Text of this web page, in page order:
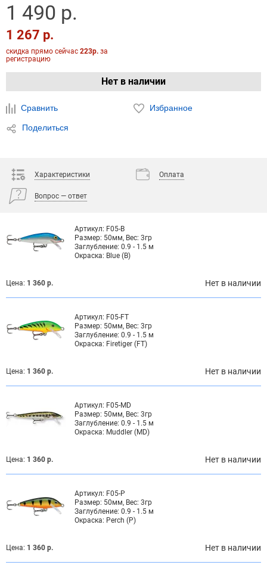
1 490 р.
1 267 р.
скидка прямо сейчас 223р. за
регистрацию
Нет в наличии
Сравнить Избранное
Поделиться
Характеристики Оплата
Вопрос — ответ
Артикул: F05-B
Размер: 50мм, Вес: 3гр
Заглубление: 0.9 - 1.5 м
Окраска: Blue (B)
Цена: 1 360 р. Нет в наличии
Артикул: F05-FT
Размер: 50мм, Вес: 3гр
Заглубление: 0.9 - 1.5 м
Окраска: Firetiger (FT)
Цена: 1 360 р. Нет в наличии
Артикул: F05-MD
Размер: 50мм, Вес: 3гр
Заглубление: 0.9 - 1.5 м
Окраска: Muddler (MD)
Цена: 1 360 р. Нет в наличии
Артикул: F05-P
Размер: 50мм, Вес: 3гр
Заглубление: 0.9 - 1.5 м
Окраска: Perch (P)
Цена: 1 360 р. Нет в наличии